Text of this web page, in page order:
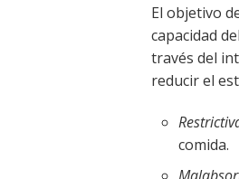
El objetivo
capacidad
través del
reducir el
comida.